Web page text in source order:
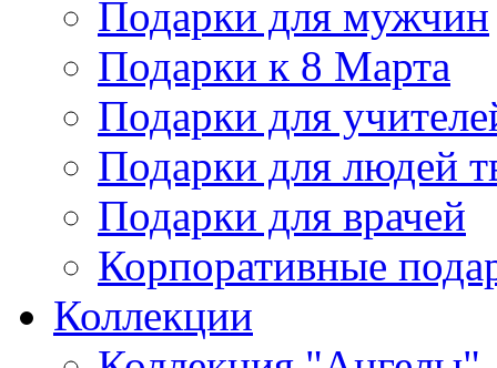
Подарки для мужчин
Подарки к 8 Марта
Подарки для
Подарки для людей
Подарки для врачей
Корпоративные
Коллекции